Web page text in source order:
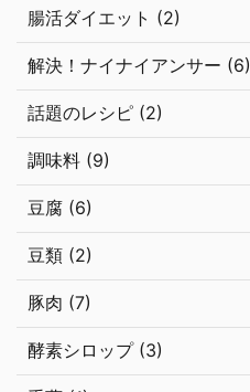
腸活ダイエット (2)
解決！ナイナイアンサー (6)
話題のレシピ (2)
調味料 (9)
豆腐 (6)
豆類 (2)
豚肉 (7)
酵素シロップ (3)